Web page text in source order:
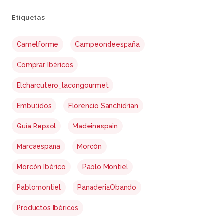
products in the cart.
Go To Shop
Etiquetas
Camelforme Campeondeespaña
Comprar Ibéricos
Elcharcutero_lacongourmet
Embutidos Florencio Sanchidrian
Guía Repsol Madeinespain
Marcaespana Morcón
Morcón Ibérico Pablo Montiel
Pablomontiel PanaderiaObando
Productos Ibéricos